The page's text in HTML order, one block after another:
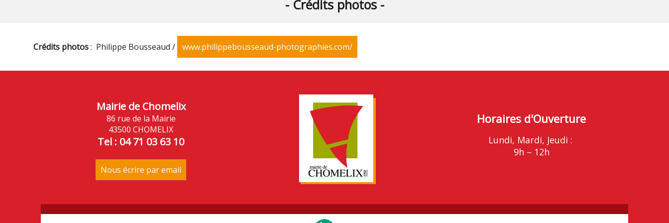
- Crédits photos -
Crédits photos: Philippe Bousseaud / www.philippebousseaud-photographies.com/
Mairie de Chomelix
86 rue de la Mairie
43500 CHOMELIX
Tel : 04 71 03 63 10
Nous écrire par email
Horaires d'Ouverture
Lundi, Mardi, Jeudi :
9h – 12h